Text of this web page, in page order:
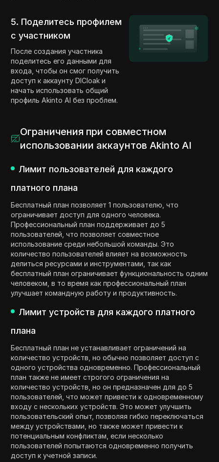
5. Поделитесь профилем
с участником
После создания участника
поделитесь его данными для
входа, чтобы он смог получить
доступ к аккаунту DICloak и
начать использовать общий
профиль Akinto AI без проблем.
Ограничения при совместном
использовании аккаунтов Akinto AI
Лимит пользователей для каждого
платного плана
Бесплатный план позволяет 1 пользователю, что
ограничивает доступ для одного человека.
Профессиональный план поддерживает до 5
пользователей, что позволяет совместное
использование среди небольшой команды. Это
количество пользователей влияет на возможность
делиться ресурсами и инструментами, так как
бесплатный план ограничивает функциональность одним
человеком, в то время как профессиональный план
улучшает командную работу и продуктивность.
Лимит устройств для каждого платного
плана
Бесплатный план не устанавливает ограничений на
количество устройств, но обычно позволяет доступ с
одного устройства одновременно. Профессиональный
план также не имеет строгого ограничения на
количество устройств, но он предназначен для до 5
пользователей, что может привести к одновременному
входу с нескольких устройств. Это может улучшить
пользовательский опыт, позволяя гибко переключаться
между устройствами, но также может привести к
потенциальным конфликтам, если несколько
пользователей попытаются одновременно получить
доступ к учетной записи.